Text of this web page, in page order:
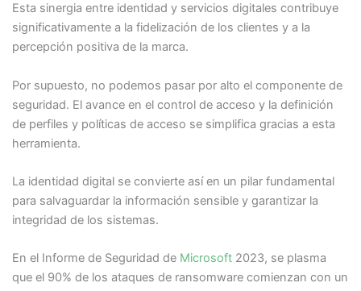
Esta sinergia entre identidad y servicios digitales contribuye
significativamente a la fidelización de los clientes y a la
percepción positiva de la marca.
Por supuesto, no podemos pasar por alto el componente de
seguridad. El avance en el control de acceso y la definición
de perfiles y políticas de acceso se simplifica gracias a esta
herramienta.
La identidad digital se convierte así en un pilar fundamental
para salvaguardar la información sensible y garantizar la
integridad de los sistemas.
En el Informe de Seguridad de Microsoft2023, se plasma
que el 90% de los ataques de ransomware comienzan con un